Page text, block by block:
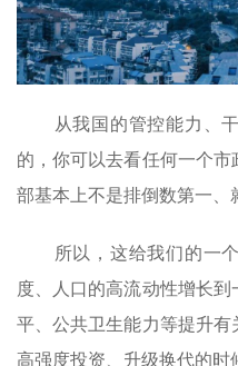
从我国的管控能力、干
的，你可以去看任何一个
部基本上不是排倒数第一、
所以，这给我们的一个
度、人口的高流动性增长
平、公共卫生能力等提升
高强度投资、升级换代的时